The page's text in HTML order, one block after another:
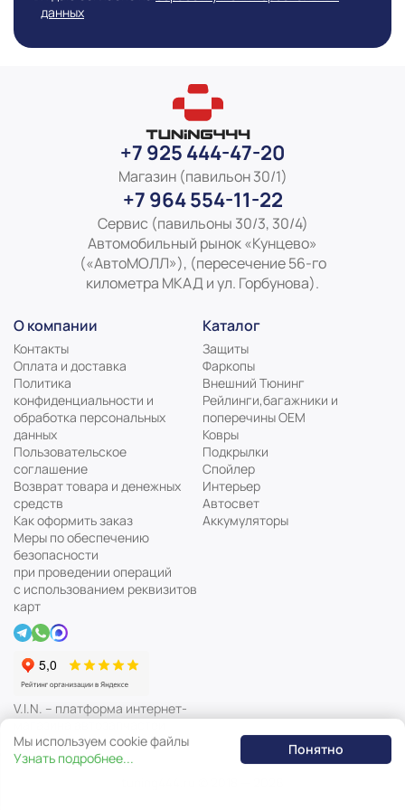
Информация о технических характеристиках,
комплекте поставки, стране изготовления, внешнем
основывается на последних доступных к моменту
данных
+7 925 444-47-20
Магазин (павильон 30/1)
+7 964 554-11-22
Сервис (павильоны 30/3, 30/4)
Автомобильный рынок «Кунцево»
(«АвтоМОЛЛ»), (пересечение 56-го
километра МКАД и ул. Горбунова).
О компании
Контакты
Оплата и доставка
Политика
конфиденциальности и
обработка персональных
данных
Пользовательское
соглашение
Возврат товара и денежных
средств
Как оформить заказ
Меры по обеспечению
безопасности
при проведении операций
с использованием реквизитов
карт
V.I.N. – платформа интернет-
Каталог
Защиты
Фаркопы
Внешний Тюнинг
Рейлинги,багажники и
поперечины ОЕМ
Ковры
Подкрылки
Спойлер
Интерьер
Автосвет
Аккумуляторы
Мы используем cookie файлы
Узнать подробнее...
Понятно